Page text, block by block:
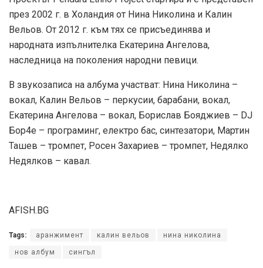
през 2002 г. в Холандия от Нина Николина и Калин
Вельов. От 2012 г. към тях се присъединява и
народната изпълнителка Екатерина Ангелова,
наследница на поколения народни певици.
В звукозаписа на албума участват: Нина Николина –
вокал, Калин Вельов – перкусии, барабани, вокал,
Екатерина Ангелова – вокал, Борислав Бояджиев – DJ
Бор4е – програминг, електро бас, синтезатори, Мартин
Ташев – тромпет, Росен Захариев – тромпет, Недялко
Недялков – кавал.
AFISH.BG
Tags: аранжимент калин вельов нина николина
нов албум сингъл